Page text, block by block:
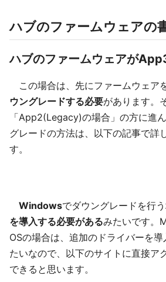
ハブのファームウェアの
ハブのファームウェアが
この場合は、先にファームウェア
ウングレードする必要があります。
「App2(Legacy)の場合」の方に進
グレードの方法は、以下の記事で詳
す。
Windowsでダウングレードを行う
を導入する必要があるみたいです。
OSの場合は、追加のドライバーを
たいなので、以下のサイトに直接ア
できると思います。